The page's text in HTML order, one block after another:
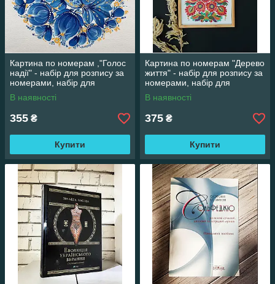
Картина по номерам ,"Голос
надії" - набір для розпису за
номерами, набір для
творчості
В наявності
355 ₴
Купити
Картина по номерам "Дерево
життя" - набір для розпису за
номерами, набір для
творчості
В наявності
375 ₴
Купити